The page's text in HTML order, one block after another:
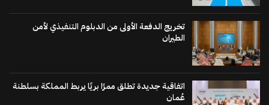
تخريج الدفعة الأولى من الدبلوم التنفيذي لأمن
الطيران
اتفاقية جديدة تطلق ممرًا بريًا يربط المملكة بسلطنة
عُمان